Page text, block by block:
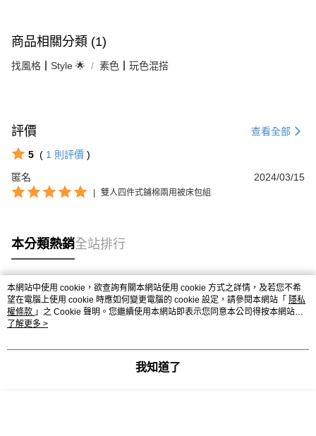
商品相關分類 (1)
找風格┃Style 🌟 素色┃玩色混搭
評價 查看全部
5 ( 1 則評價 )
匿名
2024/03/15
雙人四件式鋪棉兩用被床包組
本分類熱銷全站排行
熱門標籤
本網站中使用 cookie，欲查詢有關本網站使用 cookie 方式之詳情，及若您不希
望在電腦上使用 cookie 時應如何變更電腦的 cookie 設定，請參閱本網站「 隱私
權條款 」之 Cookie 聲明。您繼續使用本網站即表示您同意本公司得按本網站使
用條款之 Cookie 聲明使用 cookie。
了解更多 >
我知道了